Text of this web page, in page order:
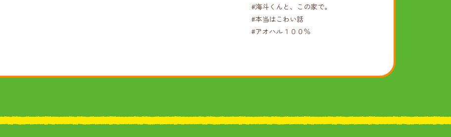
#海斗くんと、この家で。
#本当はこわい話
#アオハル１００％